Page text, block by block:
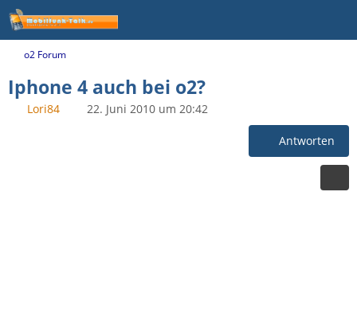
o2 Forum
Iphone 4 auch bei o2?
Lori84 22. Juni 2010 um 20:42
Antworten